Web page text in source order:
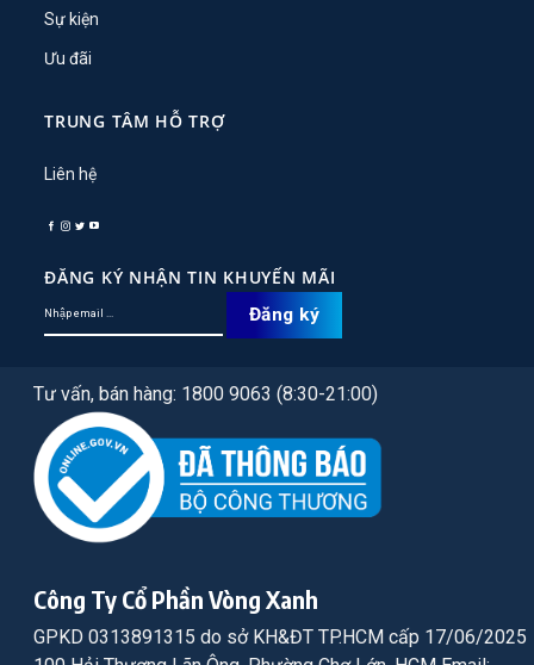
Sự kiện
Ưu đãi
TRUNG TÂM HỖ TRỢ
Liên hệ
ĐĂNG KÝ NHẬN TIN KHUYẾN MÃI
Tư vấn, bán hàng: 1800 9063 (8:30-21:00)
Công Ty Cổ Phần Vòng Xanh
GPKD 0313891315 do sở KH&ĐT TP.HCM cấp 17/06/2025